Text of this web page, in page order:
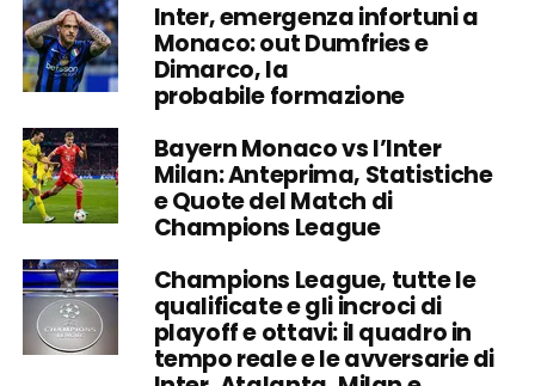
Inter, emergenza infortuni a
Monaco: out Dumfries e
Dimarco, la
probabile formazione
Bayern Monaco vs l’Inter
Milan: Anteprima, Statistiche
e Quote del Match di
Champions League
Champions League, tutte le
qualificate e gli incroci di
playoff e ottavi: il quadro in
tempo reale e le avversarie di